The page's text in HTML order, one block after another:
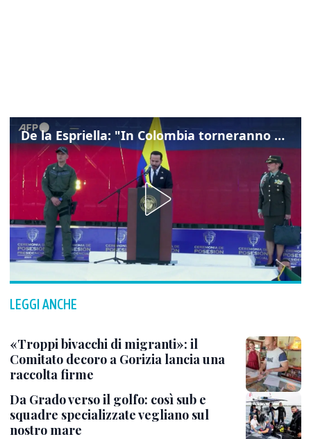
De la Espriella: "In Colombia torneranno ordine, autorità e libertà"
LEGGI ANCHE
«Troppi bivacchi di migranti»: il
Comitato decoro a Gorizia lancia una
raccolta firme
Da Grado verso il golfo: così sub e
squadre specializzate vegliano sul
nostro mare